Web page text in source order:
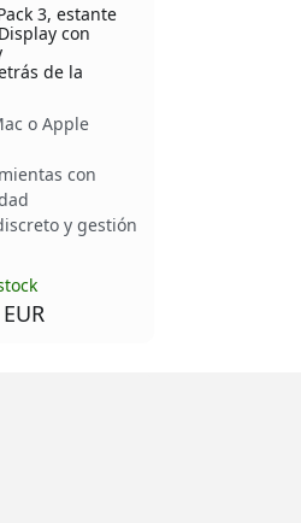
3, estante
con
de la
o Apple
con
y gestión